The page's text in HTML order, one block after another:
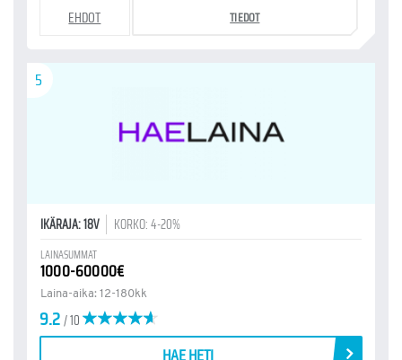
EHDOT TIEDOT
5
IKÄRAJA: 18V KORKO: 4-20%
LAINASUMMAT
1000-60000€
Laina-aika: 12-180kk
9.2/ 10